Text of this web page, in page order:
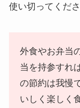
使い切ってくださ
外食やお弁当
当を持参すれ
の節約は我慢
いしく楽しく